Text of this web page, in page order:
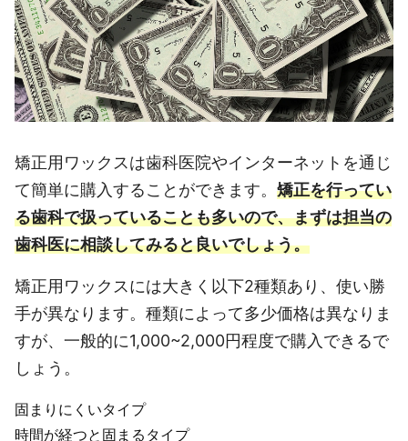
矯正用ワックスは歯科医院やインターネットを通じ
て簡単に購入することができます。 矯正を行ってい
る歯科で扱っていることも多いので、まずは担当の
歯科医に相談してみると良いでしょう。
矯正用ワックスには大きく以下2種類あり、使い勝
手が異なります。種類によって多少価格は異なりま
すが、一般的に1,000~2,000円程度で購入できるで
しょう。
固まりにくいタイプ
時間が経つと固まるタイプ